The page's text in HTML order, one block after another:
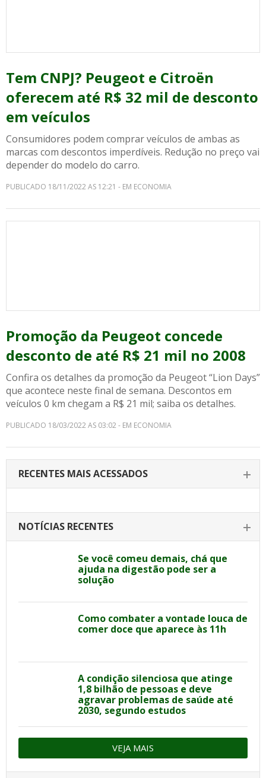
Tem CNPJ? Peugeot e Citroën
oferecem até R$ 32 mil de desconto
em veículos
Consumidores podem comprar veículos de ambas as
marcas com descontos imperdíveis. Redução no preço vai
depender do modelo do carro.
PUBLICADO 18/11/2022 AS 12:21 - EM ECONOMIA
Promoção da Peugeot concede
desconto de até R$ 21 mil no 2008
Confira os detalhes da promoção da Peugeot “Lion Days”
que acontece neste final de semana. Descontos em
veículos 0 km chegam a R$ 21 mil; saiba os detalhes.
PUBLICADO 18/03/2022 AS 03:02 - EM ECONOMIA
RECENTES MAIS ACESSADOS
NOTÍCIAS RECENTES
Se você comeu demais, chá que
ajuda na digestão pode ser a
solução
Como combater a vontade louca de
comer doce que aparece às 11h
A condição silenciosa que atinge
1,8 bilhão de pessoas e deve
agravar problemas de saúde até
2030, segundo estudos
VEJA MAIS